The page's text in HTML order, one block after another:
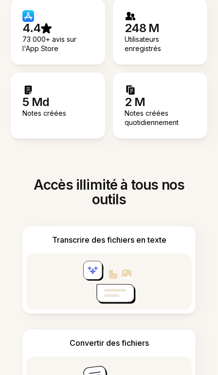
4.4
73 000+ avis sur
l'App Store
248 M
Utilisateurs
enregistrés
5 Md
Notes créées
2 M
Notes créées
quotidiennement
Accès illimité à tous nos
outils
Transcrire des fichiers en texte
Convertir des fichiers